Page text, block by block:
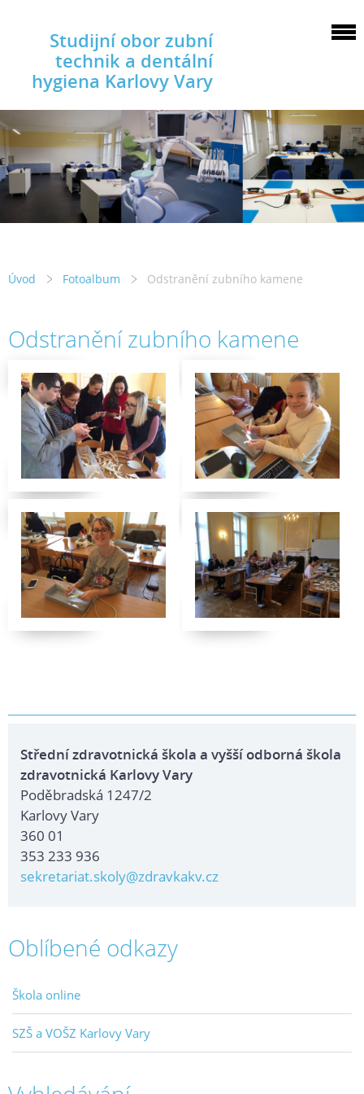
Studijní obor zubní
technik a dentální
hygiena Karlovy Vary
Úvod Fotoalbum Odstranění zubního kamene
Odstranění zubního kamene
Střední zdravotnická škola a vyšší odborná škola
zdravotnická Karlovy Vary
Poděbradská 1247/2
Karlovy Vary
360 01
353 233 936
sekretariat.skoly@zdravkakv.cz
Oblíbené odkazy
Škola online
SZŠ a VOŠZ Karlovy Vary